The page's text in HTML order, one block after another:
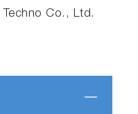
Co., Ltd.